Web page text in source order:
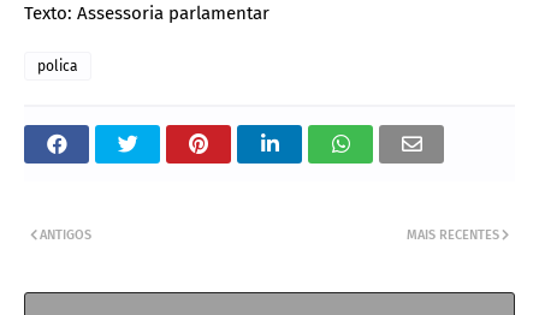
Texto: Assessoria parlamentar
polica
MAIS RECENTES
ANTIGOS